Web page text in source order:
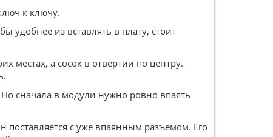
к ключу.
удобнее из вставлять в плату, стоит
местах, а сосок в отвертии по центру.
сначала в модули нужно ровно впаять
с уже впаянным разъемом. Его